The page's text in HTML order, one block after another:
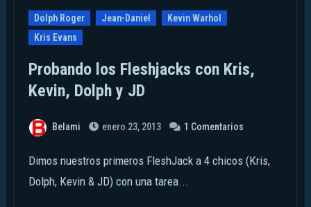
Dolph Roger Jean-Daniel
Kevin Warhol
Kris Evans
Probando los Fleshjacks con Kris,
Kevin, Dolph y JD
Belami enero 23, 2013 1 Comentarios
Dimos nuestros primeros FleshJack a 4 chicos (Kris,
Dolph, Kevin & JD) con una tarea...